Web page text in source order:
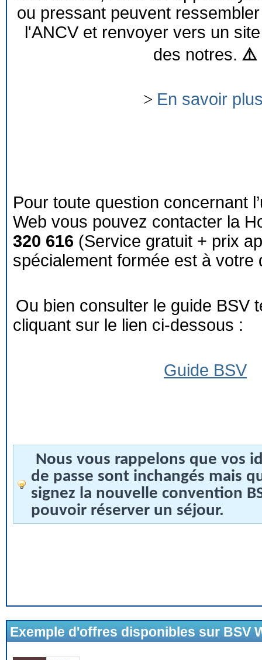
ou pressant peuvent
l'ANCV et renvoyer vers un
des notres. ⚠️
> En savoir
Pour toute question concernant
Web vous pouvez contacter la
320 616 (Service gratuit + prix
spécialement formée est à votre
Ou bien consulter le guide BSV
cliquant sur le lien ci-dessous :
Guide BSV
Nous vous rappelons que vos
de passe sont inchangés mais
signez la nouvelle convention
pouvoir réserver un séjour.
Exemple d'offres disponibles sur BSV